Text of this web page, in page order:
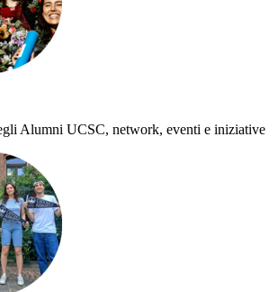
Alumni UCSC, network, eventi e iniziative